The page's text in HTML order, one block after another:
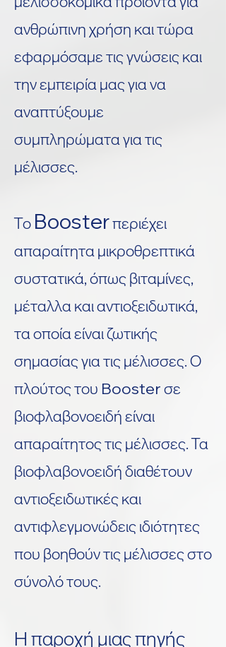
ανθρώπινη χρήση και τώρα
εφαρμόσαμε τις γνώσεις και
την εμπειρία μας για να
αναπτύξουμε
συμπληρώματα για τις
μέλισσες.
Το Boosterπεριέχει
απαραίτητα μικροθρεπτικά
συστατικά, όπως βιταμίνες,
μέταλλα και αντιοξειδωτικά,
τα οποία είναι ζωτικής
σημασίας για τις μέλισσες. Ο
πλούτος του Booster σε
βιοφλαβονοειδή είναι
απαραίτητοςτις μέλισσες. Τα
βιοφλαβονοειδή διαθέτουν
αντιοξειδωτικές και
αντιφλεγμονώδεις ιδιότητες
που βοηθούν τις μέλισσες στο
σύνολό τους.
Η παροχή μιας πηγής